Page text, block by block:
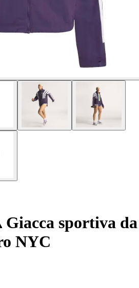
Giacca sportiva da
NYC